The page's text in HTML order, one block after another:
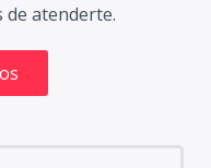
de atenderte.